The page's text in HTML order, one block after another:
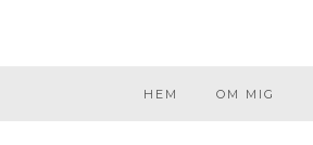
HEM OM MIG